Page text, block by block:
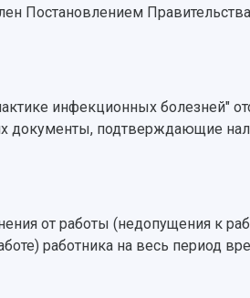
Постановлением
инфекционных болезней"
документы, подтверждающие
от работы (недопущения к
работника на весь период